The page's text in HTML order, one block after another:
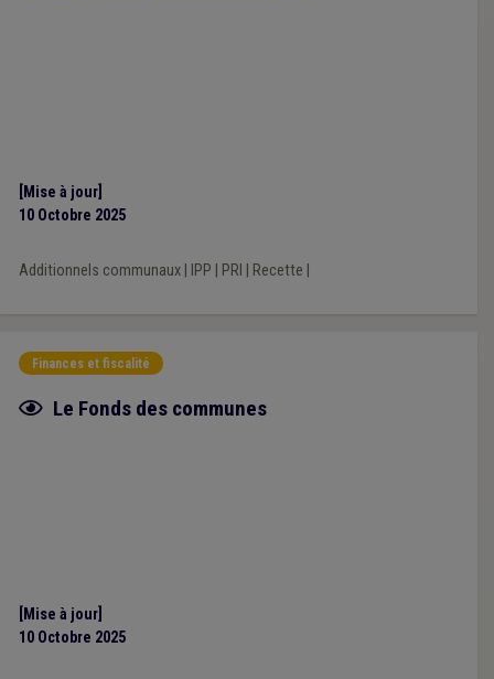
[Mise à jour]
10 Octobre 2025
Additionnels communaux| IPP PRI Recette
Finances et fiscalité
Fiche focus
Le Fonds des communes
[Mise à jour]
10 Octobre 2025